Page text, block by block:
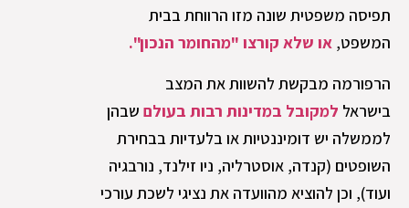
תפיסה משפטית שונה מזו הרווחת בבית
המשפט, או שלא קורצו "מהחומר הנכון".
הרפורמה מבקשת להשוות את המצב
בישראל למקובל במדינות רבות בעולם שבהן
לממשלה יש דומיננטיות או בלעדיות בבחירת
השופטים (קנדה, אוסטרליה, ניו זילנד, נורבגיה
ועוד), וכן להוציא מהוועדה את נציגי לשכת עורכי